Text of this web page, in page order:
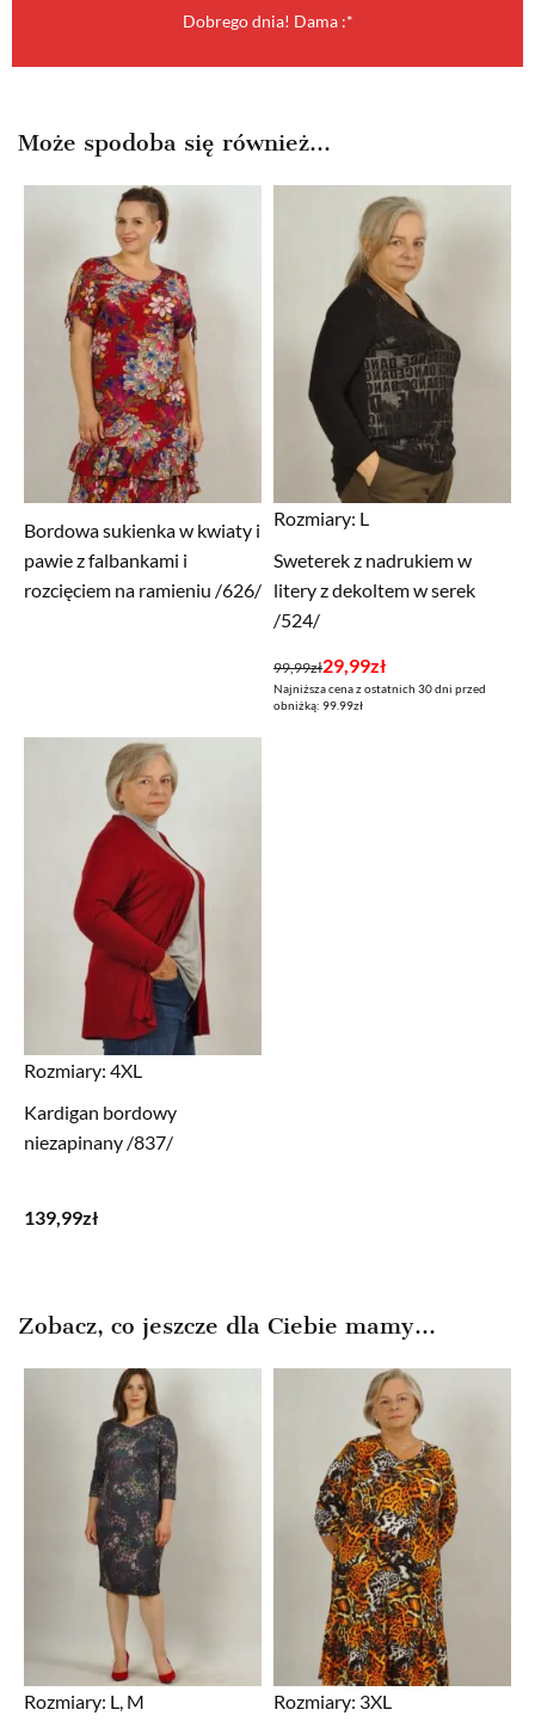
Dobrego dnia! Dama :*
Może spodoba się również…
Bordowa sukienka w kwiaty i
pawie z falbankami i
rozcięciem na ramieniu /626/
Rozmiary: L
Sweterek z nadrukiem w
litery z dekoltem w serek
/524/
99,99zł
Pierwotna
cena
29,99zł
Aktualna
cena
Najniższa cena z ostatnich 30 dni przed
obniżką: 99.99zł
Rozmiary: 4XL
Kardigan bordowy
niezapinany /837/
139,99zł
Zobacz, co jeszcze dla Ciebie mamy...
Rozmiary: L, M Rozmiary: 3XL